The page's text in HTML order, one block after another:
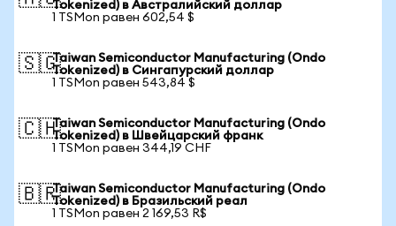
Tokenized) в Австралийский доллар
1 TSMon равен 602,54 $
🇸🇬Taiwan Semiconductor Manufacturing (Ondo
Tokenized) в Сингапурский доллар
1 TSMon равен 543,84 $
🇨🇭Taiwan Semiconductor Manufacturing (Ondo
Tokenized) в Швейцарский франк
1 TSMon равен 344,19 CHF
🇧🇷Taiwan Semiconductor Manufacturing (Ondo
Tokenized) в Бразильский реал
1 TSMon равен 2 169,53 R$